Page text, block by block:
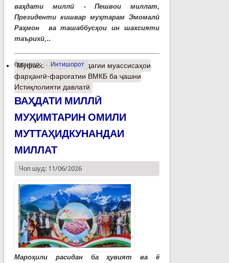
ваҳдати миллӣ - Пешвои миллат,
Президенти кишвар муҳтарам Эмомалӣ
Раҳмон ва ташаббусҳои ин шахсияти
таърихӣ,..
барчасп: Интишорот
Муфассалтаро Омодагии муассисаҳои
фарҳангӣ-фароғатии ВМКБ ба ҷашни
Истиқлолияти давлатӣ
ВАҲДАТИ МИЛЛӢ
МУҲИМТАРИН ОМИЛИ
МУТТАҲИДКУНАНДАИ
МИЛЛАТ
Чоп шуд: 11/06/2026
Мароҳили расидан ба ҳувият ва ё